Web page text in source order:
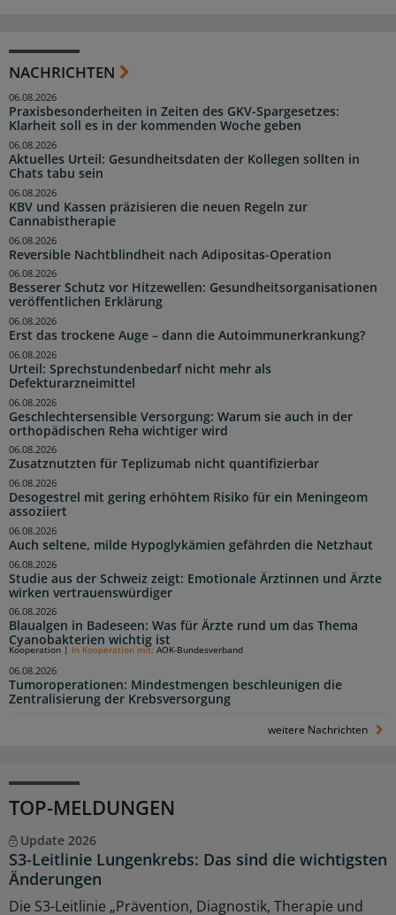
NACHRICHTEN
Praxisbesonderheiten in Zeiten des GKV-Spargesetzes:
Klarheit soll es in der kommenden Woche geben
06.08.2026
Aktuelles Urteil: Gesundheitsdaten der Kollegen sollten in
Chats tabu sein
06.08.2026
KBV und Kassen präzisieren die neuen Regeln zur
Cannabistherapie
06.08.2026
Reversible Nachtblindheit nach Adipositas-Operation
06.08.2026
Besserer Schutz vor Hitzewellen: Gesundheitsorganisationen
veröffentlichen Erklärung
06.08.2026
Erst das trockene Auge – dann die Autoimmunerkrankung?
06.08.2026
Urteil: Sprechstundenbedarf nicht mehr als
Defekturarzneimittel
06.08.2026
Geschlechtersensible Versorgung: Warum sie auch in der
orthopädischen Reha wichtiger wird
06.08.2026
Zusatznutzten für Teplizumab nicht quantifizierbar
06.08.2026
Desogestrel mit gering erhöhtem Risiko für ein Meningeom
assoziiert
06.08.2026
Auch seltene, milde Hypoglykämien gefährden die Netzhaut
06.08.2026
Studie aus der Schweiz zeigt: Emotionale Ärztinnen und Ärzte
wirken vertrauenswürdiger
06.08.2026
Blaualgen in Badeseen: Was für Ärzte rund um das Thema
Cyanobakterien wichtig ist
06.08.2026
Tumoroperationen: Mindestmengen beschleunigen die
Zentralisierung der Krebsversorgung
Kooperation In Kooperation mit: AOK-Bundesverband
06.08.2026
weitere Nachrichten
TOP-MELDUNGEN
Update 2026
S3-Leitlinie Lungenkrebs: Das sind die wichtigsten
Änderungen
Die S3-Leitlinie „Prävention, Diagnostik, Therapie und